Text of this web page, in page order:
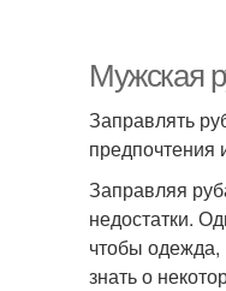
Мужская
Заправлять
предпочтения
Заправляя
недостатки.
чтобы одежда,
знать о